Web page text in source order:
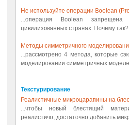
Не используйте операции Boolean
...операция Boolean
цивилизованных странах. Почему
Методы симметричного
...рассмотрено 4 метода, которые
моделировании симметричных
Текстурирование
Реалистичные микроцарапины на
...чтобы новый блестящий
реалистичо, достаточно добавить